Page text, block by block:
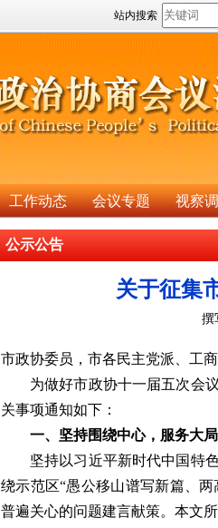
站内搜索
工作动态 会议专题 视察
公示公告
关于征集
撰
市政协委员，市各民主党派、工
为做好市政协十一届五次会
关事项通知如下：
一、坚持围绕中心，服务大局
坚持以习近平新时代中国特
绕示范区“愚公移山谱写新篇、
普遍关心的问题建言献策。本文